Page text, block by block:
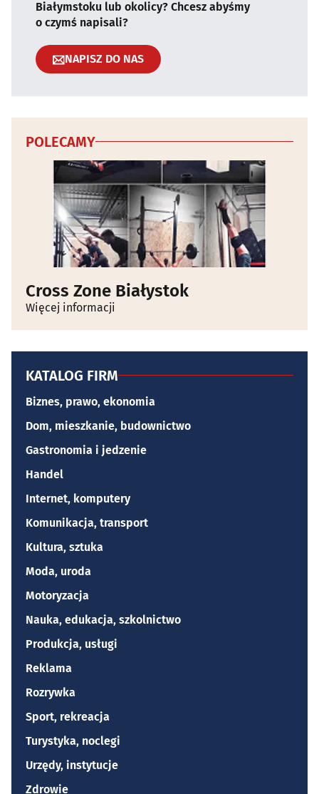
Białymstoku lub okolicy? Chcesz abyśmy
o czymś napisali?
NAPISZ DO NAS
POLECAMY
Cross Zone Białystok
Więcej informacji
KATALOG FIRM
Biznes, prawo, ekonomia
Dom, mieszkanie, budownictwo
Gastronomia i jedzenie
Handel
Internet, komputery
Komunikacja, transport
Kultura, sztuka
Moda, uroda
Motoryzacja
Nauka, edukacja, szkolnictwo
Produkcja, usługi
Reklama
Rozrywka
Sport, rekreacja
Turystyka, noclegi
Urzędy, instytucje
Zdrowie